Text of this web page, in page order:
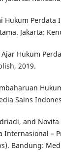
Hukum Perdata
Jakarta:
Hukum
2019.
Sains
and
Internasional –
Bandung: